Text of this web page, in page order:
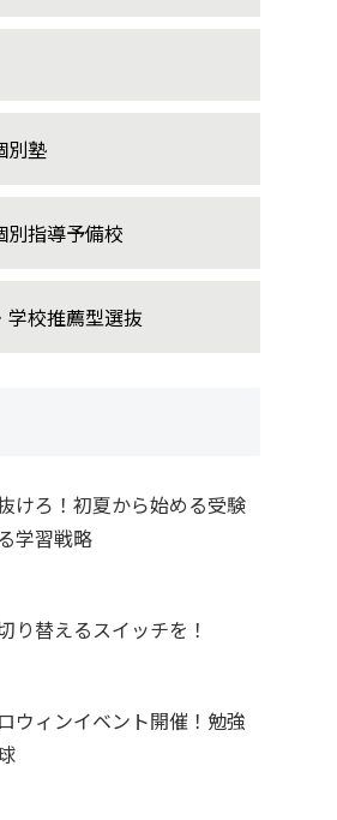
別塾
別指導予備校
学校推薦型選抜
けろ！初夏から始める受験
学習戦略
り替えるスイッチを！
ウィンイベント開催！勉強